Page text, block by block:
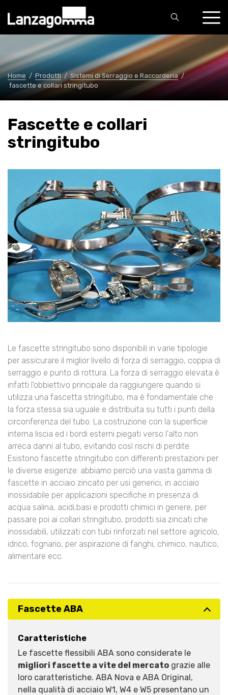
Home / Prodotti / Sistemi di Serraggio e Raccorderia /
fascette e collari stringitubo
Fascette e collari
stringitubo
Le fascette stringitubo sono disponibili in varie tipologie
per assicurare il miglior livello di forza di serraggio, coppia di
serraggio e punto di rottura. La forza di serraggio elevata è
infatti l'obbiettivo principale da raggiungere quando si
utilizza una fascetta stringitubo, ma è fondamentale che
la forza stessa sia uguale e distribuita su tutti i punti della
circonferenza del tubo. La costruzione con la superficie
interna liscia ed i bordi esterni piegati verso l'alto non
arreca danni al tubo, evitando così rischi di perdite.
Esistono fascette stringitubo con differenti prestazioni per
le diverse esigenze: abbiamo perciò una vasta gamma di
fascette in acciaio zincato per usi generici, in acciaio
inossidabile per applicazioni specifiche in presenza di
acqua salina, acidi,basi e prodotti chimici in genere, per
passare poi ai collari stringitubo, prodotti sia zincati che
inossidabili, utilizzati con tubi rinforzati nel settore agricolo,
idrico, fognario, per aspirazione di fanghi, chimico, nautico,
alimentare ecc.
Fascette ABA
Caratteristiche
Le fascette flessibili ABA sono considerate le
migliori fascette a vite del mercato grazie alle
loro caratteristiche. ABA Nova e ABA Original,
nella qualità di acciaio W1, W4 e W5 presentano un